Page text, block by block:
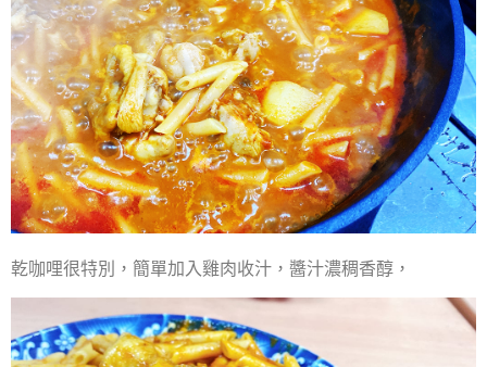
乾咖哩很特別，簡單加入雞肉收汁，醬汁濃稠香醇，